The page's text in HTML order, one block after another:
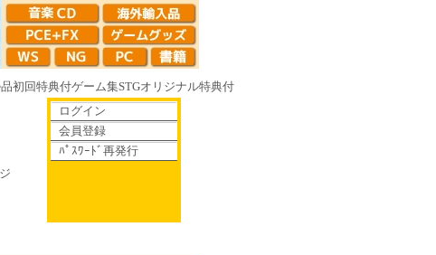
初回特典付ゲーム集STGオリジナル特典付
散りゆく鏡の花へ 70年代風ロボットアニメ ゲッP-X アレサCOLLECTION
ログイン
会員登録
ﾊﾟｽﾜｰﾄﾞ再発行